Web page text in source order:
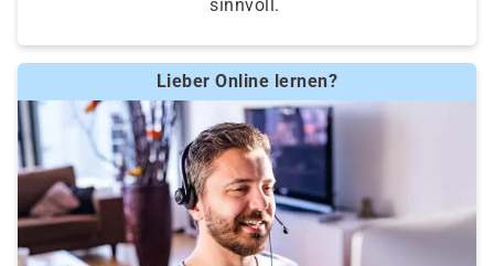
sinnvoll.
Lieber Online lernen?